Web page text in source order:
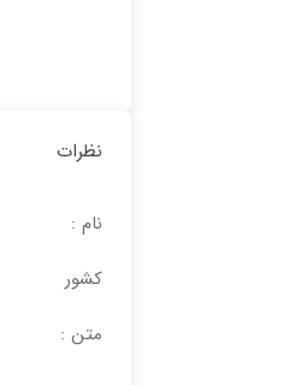
نظرات
نام :
کشور
متن :